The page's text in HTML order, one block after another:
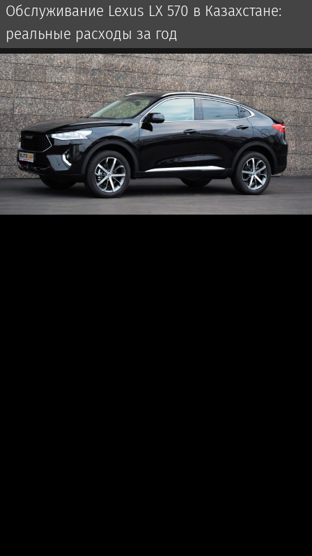
Обслуживание Lexus LX 570 в Казахстане:
реальные расходы за год